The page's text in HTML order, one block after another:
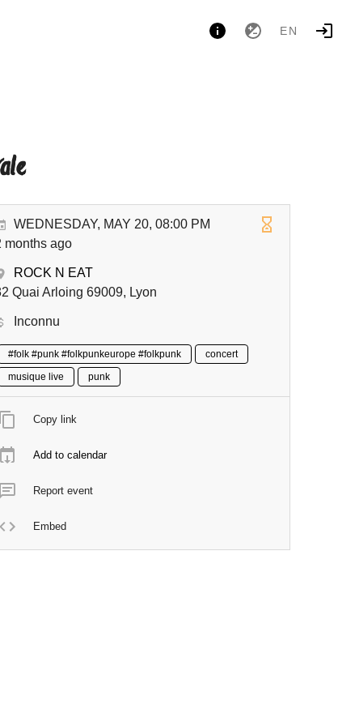
EN
WEDNESDAY, MAY 20, 08:00 PM
months ago
ROCK N EAT
Quai Arloing 69009, Lyon
Inconnu
#folk #punk #folkpunkeurope #folkpunk
concert
musique live
punk
Copy link
Add to calendar
Report event
Embed